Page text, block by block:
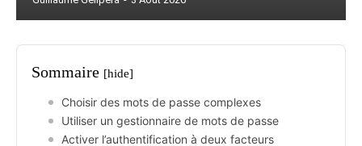
Sommaire [hide]
Choisir des mots de passe complexes
Utiliser un gestionnaire de mots de passe
Activer l’authentification à deux facteurs